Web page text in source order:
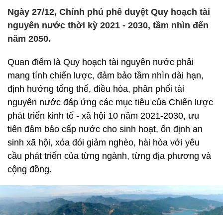
Ngày 27/12, Chính phủ phê duyệt Quy hoạch tài
nguyên nước thời kỳ 2021 - 2030, tầm nhìn đến
năm 2050.
Quan điểm là Quy hoạch tài nguyên nước phải
mang tính chiến lược, đảm bảo tầm nhìn dài hạn,
định hướng tổng thể, điều hòa, phân phối tài
nguyên nước đáp ứng các mục tiêu của Chiến lược
phát triển kinh tế - xã hội 10 năm 2021-2030, ưu
tiên đảm bảo cấp nước cho sinh hoạt, ổn định an
sinh xã hội, xóa đói giảm nghèo, hài hòa với yêu
cầu phát triển của từng ngành, từng địa phương và
cộng đồng.